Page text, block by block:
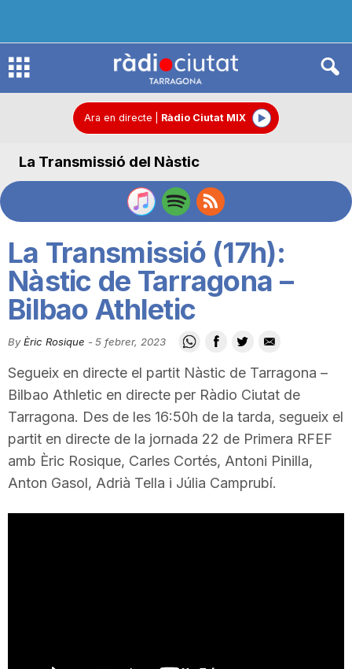
R
d
o
C
i
u
t
Ara en directe Ràdio Ciutat MIX
La Transmissió del Nàstic
La Transmissió (17h):
Nàstic de Tarragona –
Bilbao Athletic
By Èric Rosique -5 febrer, 2023
Segueix en directe el partit Nàstic de Tarragona –
Bilbao Athletic en directe per Ràdio Ciutat de
Tarragona. Des de les 16:50h de la tarda, segueix el
partit en directe de la jornada 22 de Primera RFEF
amb Èric Rosique, Carles Cortés, Antoni Pinilla,
Anton Gasol, Adrià Tella i Júlia Camprubí.